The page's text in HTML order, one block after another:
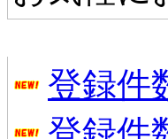
登録件